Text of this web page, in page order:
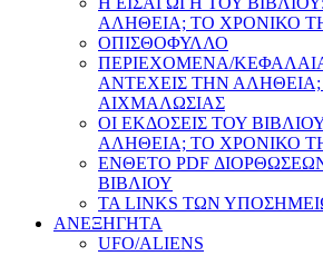
ΑΛΗΘΕΙΑ; ΤΟ ΧΡΟΝΙΚΟ
ΟΠΙΣΘΟΦΥΛΛΟ
ΠΕΡΙΕΧΟΜΕΝΑ/
ΑΝΤΕΧΕΙΣ ΤΗΝ
ΑΙΧΜΑΛΩΣΙΑΣ
ΟΙ ΕΚΔΟΣΕΙΣ ΤΟΥ
ΑΛΗΘΕΙΑ; ΤΟ ΧΡΟΝΙΚΟ
ΕΝΘΕΤΟ PDF
ΒΙΒΛΙΟΥ
ΤΑ LINKS ΤΩΝ
ΑΝΕΞΗΓΗΤΑ
UFO/ALIENS